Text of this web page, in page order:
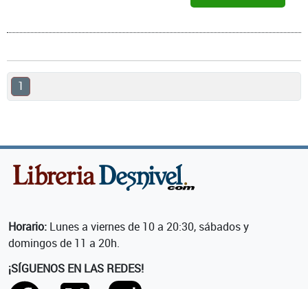
1
Horario: Lunes a viernes de 10 a 20:30, sábados y
domingos de 11 a 20h.
¡SÍGUENOS EN LAS REDES!